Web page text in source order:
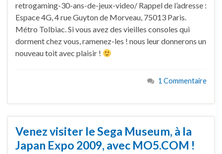
retrogaming-30-ans-de-jeux-video/ Rappel de l’adresse :
Espace 4G, 4 rue Guyton de Morveau, 75013 Paris.
Métro Tolbiac. Si vous avez des vieilles consoles qui
dorment chez vous, ramenez-les ! nous leur donnerons un
nouveau toit avec plaisir !
1 Commentaire
Venez visiter le Sega Museum, à la
Japan Expo 2009, avec MO5.COM !